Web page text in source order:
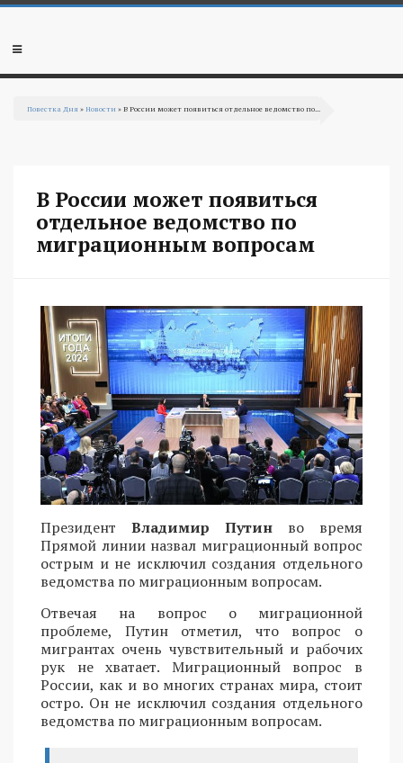
Перейти к основному содержанию
Мобильное
Повестка Дня »Новости » В России может появиться отдельное ведомство по...
В России может появиться
отдельное ведомство по
миграционным вопросам
Президент Владимир Путин во время
Прямой линии назвал миграционный вопрос
острым и не исключил создания отдельного
ведомства по миграционным вопросам.
Отвечая на вопрос о миграционной
проблеме, Путин отметил, что вопрос о
мигрантах очень чувствительный и рабочих
рук не хватает. Миграционный вопрос в
России, как и во многих странах мира, стоит
остро. Он не исключил создания отдельного
ведомства по миграционным вопросам.